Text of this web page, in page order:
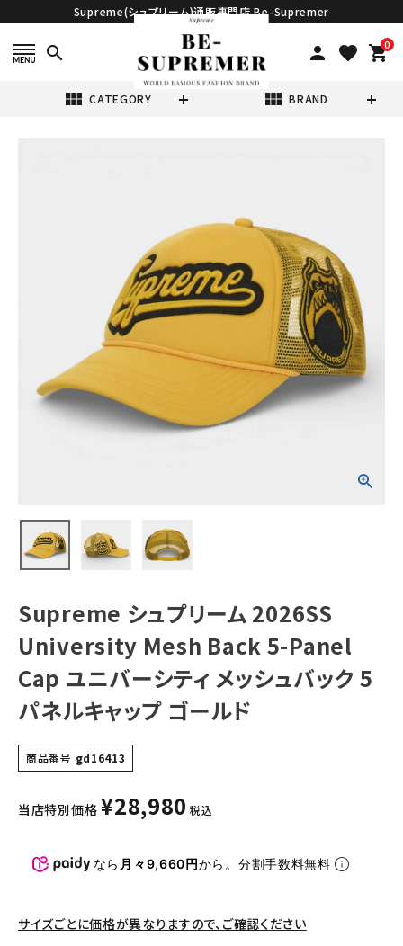
Supreme(シュプリーム)通販専門店 Be-Supremer
search person favorite 0
shopping_cart
view_module CATEGORY view_module BRAND
Supreme シュプ
リーム 2026SS
University
Mesh Back 5-
Panel Cap ユニ
バーシティ メッシ
¥28,980 (税込)
Tシャツ・ロングスリーブ
パーカー・トレーナー
キャップ・ハット
ニット帽・ビーニー
バックパック・リュック
その他バッグ類
スニーカー・ブーツ
パンツ・ショーツ
SEASON
Supreme シュプリーム 2026SS
University Mesh Back 5-Panel
Cap ユニバーシティ メッシュバック 5
パネルキャップ ゴールド
商品番号 gd16413
当店特別価格 ¥28,980 税込
なら 月々9,660円から。分割手数料無料
サイズごとに価格が異なりますので、ご確認ください